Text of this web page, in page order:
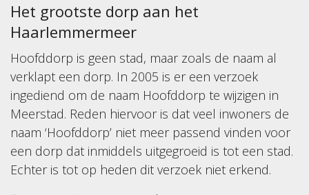
Het grootste dorp aan het
Haarlemmermeer
Hoofddorp is geen stad, maar zoals de naam al
verklapt een dorp. In 2005 is er een verzoek
ingediend om de naam Hoofddorp te wijzigen in
Meerstad. Reden hiervoor is dat veel inwoners de
naam ‘Hoofddorp’ niet meer passend vinden voor
een dorp dat inmiddels uitgegroeid is tot een stad.
Echter is tot op heden dit verzoek niet erkend.